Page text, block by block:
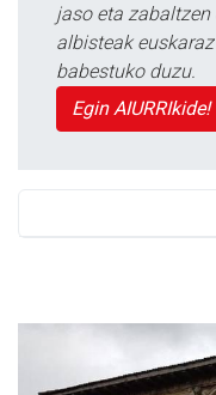
jaso eta
albisteak
babestuko duzu.
Egin AIURRIkide!